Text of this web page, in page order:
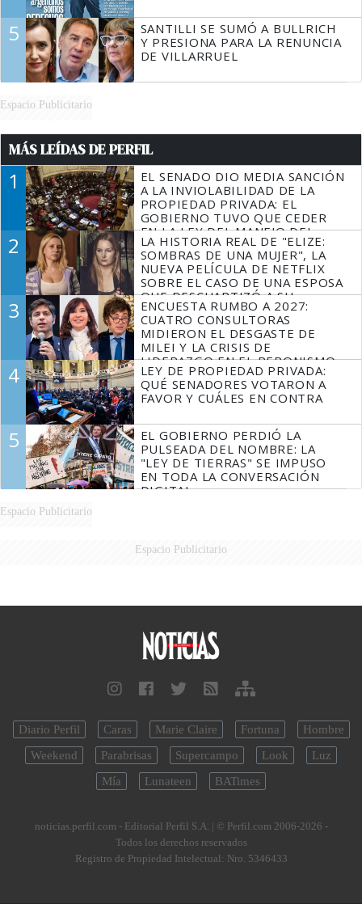
5
SANTILLI SE SUMÓ A BULLRICH
Y PRESIONA PARA LA RENUNCIA
DE VILLARRUEL
Espacio Publicitario
MÁS LEÍDAS DE PERFIL
1
EL SENADO DIO MEDIA SANCIÓN
A LA INVIOLABILIDAD DE LA
PROPIEDAD PRIVADA: EL
GOBIERNO TUVO QUE CEDER
EN LA LEY DEL MANEJO DEL
FUEGO
2
LA HISTORIA REAL DE "ELIZE:
SOMBRAS DE UNA MUJER", LA
NUEVA PELÍCULA DE NETFLIX
SOBRE EL CASO DE UNA ESPOSA
QUE DESCUARTIZÓ A SU
MARIDO
3
ENCUESTA RUMBO A 2027:
CUATRO CONSULTORAS
MIDIERON EL DESGASTE DE
MILEI Y LA CRISIS DE
LIDERAZGO EN EL PERONISMO
4
LEY DE PROPIEDAD PRIVADA:
QUÉ SENADORES VOTARON A
FAVOR Y CUÁLES EN CONTRA
5
EL GOBIERNO PERDIÓ LA
PULSEADA DEL NOMBRE: LA
"LEY DE TIERRAS" SE IMPUSO
EN TODA LA CONVERSACIÓN
DIGITAL
Espacio Publicitario
Espacio Publicitario
Diario Perfil Caras Marie Claire Fortuna
Hombre
Weekend
Parabrisas Supercampo Look
Luz
Mía
Lunateen BATimes
noticias.perfil.com - Editorial Perfil S.A. | © Perfil.com 2006-2026 -
Todos los derechos reservados
Registro de Propiedad Intelectual: Nro. 5346433